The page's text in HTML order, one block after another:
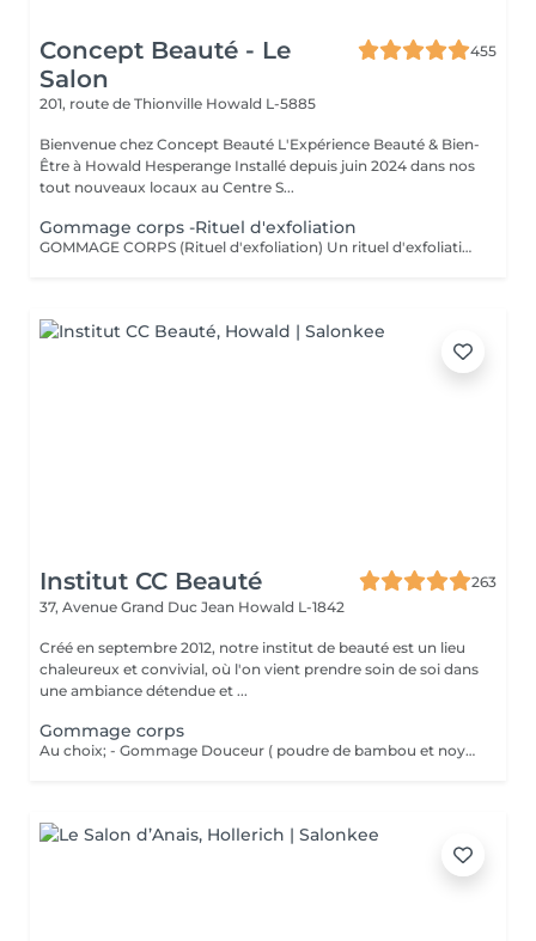
Concept Beauté - Le
Salon
455
201, route de Thionville Howald L-5885
Bienvenue chez Concept Beauté L'Expérience Beauté & Bien-
Être à Howald Hesperange Installé depuis juin 2024 dans nos
tout nouveaux locaux au Centre S...
Gommage corps -Rituel d'exfoliation
GOMMAGE CORPS (Rituel d'exfoliation) Un rituel d'exfoliation délicat qui débarrasse la peau des impuretés et cellules mortes pour la laisser incroyablement douce et lumineuse. Nous utilisons le Body Strategist Scrub de Comfort Zone, un gommage aux particules naturelles qui stimule la microcirculation et révèle l'éclat de votre peau. Idéal avant un massage, un soin hydratant ou pour préparer la peau au bronzage.
Institut CC Beauté
263
37, Avenue Grand Duc Jean Howald L-1842
Créé en septembre 2012, notre institut de beauté est un lieu
chaleureux et convivial, où l'on vient prendre soin de soi dans
une ambiance détendue et ...
Gommage corps
Au choix; - Gommage Douceur ( poudre de bambou et noyaux d'abricot ; grade 1 / doux ) - Gommage Gourmand ( nourrissant aux 2 sucres : grade 2 / médium ) - Gommage Marin (réminéralisant au sel marin et aux algues ; grade 3 / Fort )